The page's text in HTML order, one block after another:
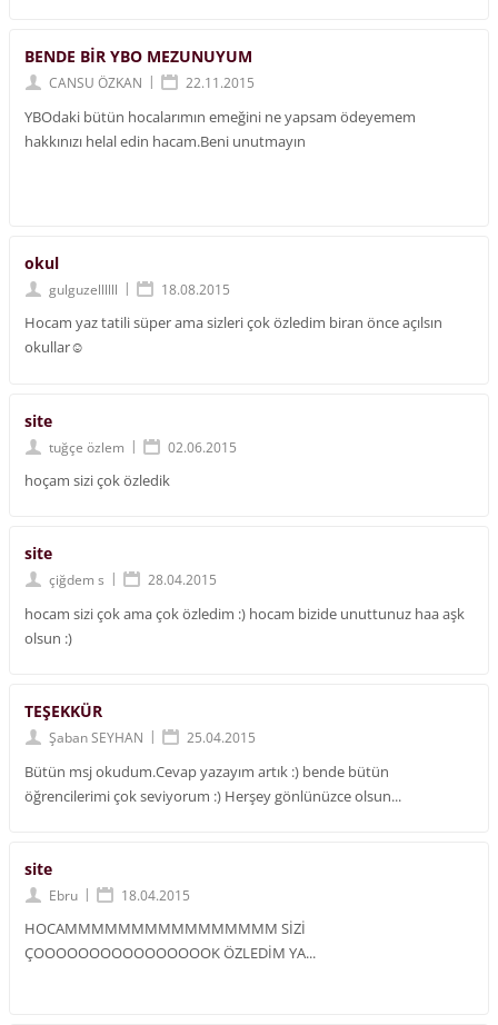
BENDE BİR YBO MEZUNUYUM
CANSU ÖZKAN | 22.11.2015
YBOdaki bütün hocalarımın emeğini ne yapsam ödeyemem
hakkınızı helal edin hacam.Beni unutmayın
okul
gulguzellllll | 18.08.2015
Hocam yaz tatili süper ama sizleri çok özledim biran önce açılsın
okullar☺
site
tuğçe özlem | 02.06.2015
hoçam sizi çok özledik
site
çiğdem s | 28.04.2015
hocam sizi çok ama çok özledim :) hocam bizide unuttunuz haa aşk
olsun :)
TEŞEKKÜR
Şaban SEYHAN | 25.04.2015
Bütün msj okudum.Cevap yazayım artık :) bende bütün
öğrencilerimi çok seviyorum :) Herşey gönlünüzce olsun...
site
Ebru | 18.04.2015
HOCAMMMMMMMMMMMMMMMM SİZİ
ÇOOOOOOOOOOOOOOOOK ÖZLEDİM YA...